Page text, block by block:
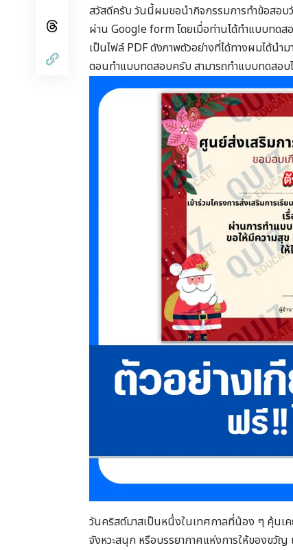
สวัสดีครับ วันนี้ผมขอนำกิจกรรมการทำข้อสอบ
ผ่าน Google form โดยเมื่อท่านได้ทำแบบทด
เป็นไฟล์ PDF ดังภาพตัวอย่างที่ได้ทางผมได้น
ตอนทำแบบทดสอบครับ สามารถทำแบบทดสอ
วันคริสต์มาสเป็นหนึ่งในเทศกาลที่น้อง ๆ คุ้นเค
จังหวะสนุก หรือบรรยากาศแห่งการให้ของขวั